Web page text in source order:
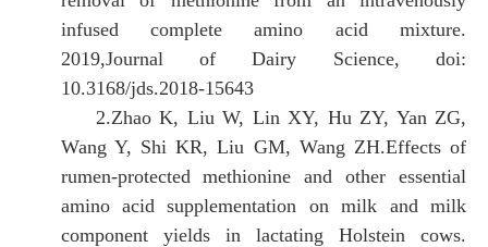
infused complete amino acid mixture.
2019,Journal of Dairy Science, doi:
10.3168/jds.2018-15643
2.Zhao K, Liu W, Lin XY, Hu ZY, Yan ZG,
Wang Y, Shi KR, Liu GM, Wang ZH.Effects of
rumen-protected methionine and other essential
amino acid supplementation on milk and milk
component yields in lactating Holstein cows.